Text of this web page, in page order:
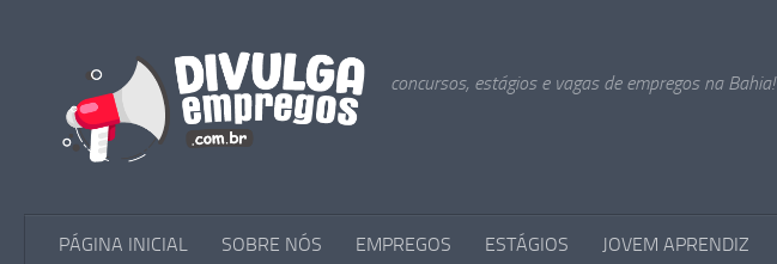
concursos, estágios e vagas de empregos na Bahia!
PÁGINA INICIAL SOBRE NÓS EMPREGOS ESTÁGIOS JOVEM APRENDIZ